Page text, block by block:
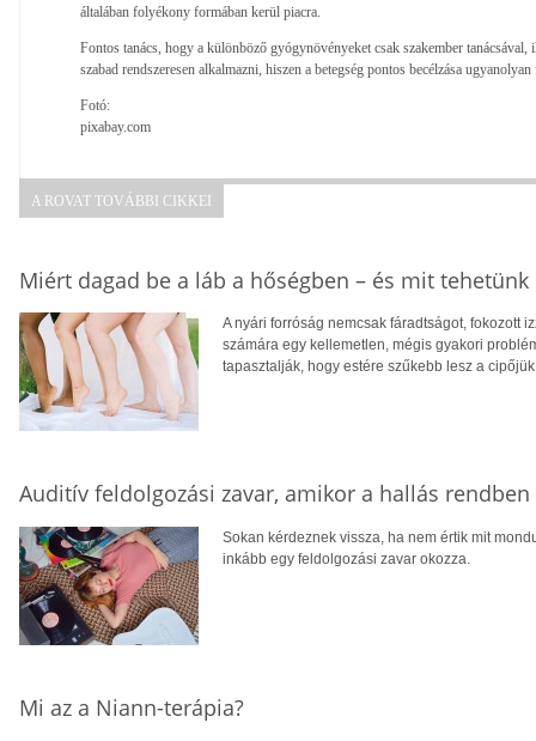
általában folyékony formában kerül piacra.
Fontos tanács, hogy a különböző gyógynövényeket csak szakember tanácsával,
szabad rendszeresen alkalmazni, hiszen a betegség pontos becélzása
Fotó:
pixabay.com
A ROVAT TOVÁBBI CIKKEI
Miért dagad be a láb a hőségben – és mit tehetünk
A nyári forróság nemcsak fáradtságot, fokozott
számára egy kellemetlen, mégis gyakori
tapasztalják, hogy estére szűkebb lesz a
Auditív feldolgozási zavar, amikor a hallás
Sokan kérdeznek vissza, ha nem értik mit
inkább egy feldolgozási zavar okozza.
Mi az a Niann-terápia?